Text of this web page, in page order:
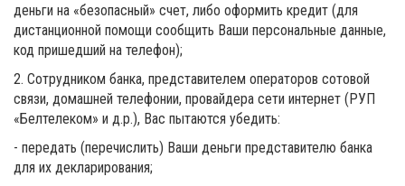
деньги на «безопасный» счет, либо оформить кредит (для
дистанционной помощи сообщить Ваши персональные данные,
код пришедший на телефон);
2. Сотрудником банка, представителем операторов сотовой
связи, домашней телефонии, провайдера сети интернет (РУП
«Белтелеком» и д.р.), Вас пытаются убедить:
- передать (перечислить) Ваши деньги представителю банка
для их декларирования;